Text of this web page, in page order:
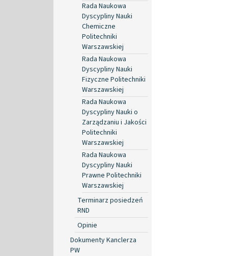
Rada Naukowa
Dyscypliny Nauki
Chemiczne
Politechniki
Warszawskiej
Rada Naukowa
Dyscypliny Nauki
Fizyczne Politechniki
Warszawskiej
Rada Naukowa
Dyscypliny Nauki o
Zarządzaniu i Jakości
Politechniki
Warszawskiej
Rada Naukowa
Dyscypliny Nauki
Prawne Politechniki
Warszawskiej
Terminarz posiedzeń
RND
Opinie
Dokumenty Kanclerza
PW